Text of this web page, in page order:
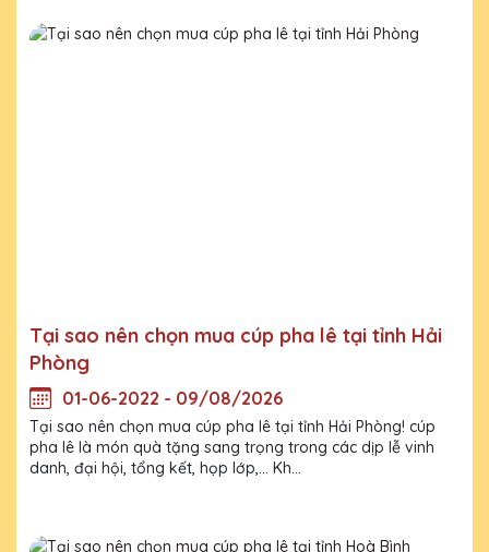
Tại sao nên chọn mua cúp pha lê tại tỉnh Hải
Phòng
01-06-2022 - 09/08/2026
Tại sao nên chọn mua cúp pha lê tại tỉnh Hải Phòng! cúp
pha lê là món quà tặng sang trọng trong các dịp lễ vinh
danh, đại hội, tổng kết, họp lớp,... Kh...